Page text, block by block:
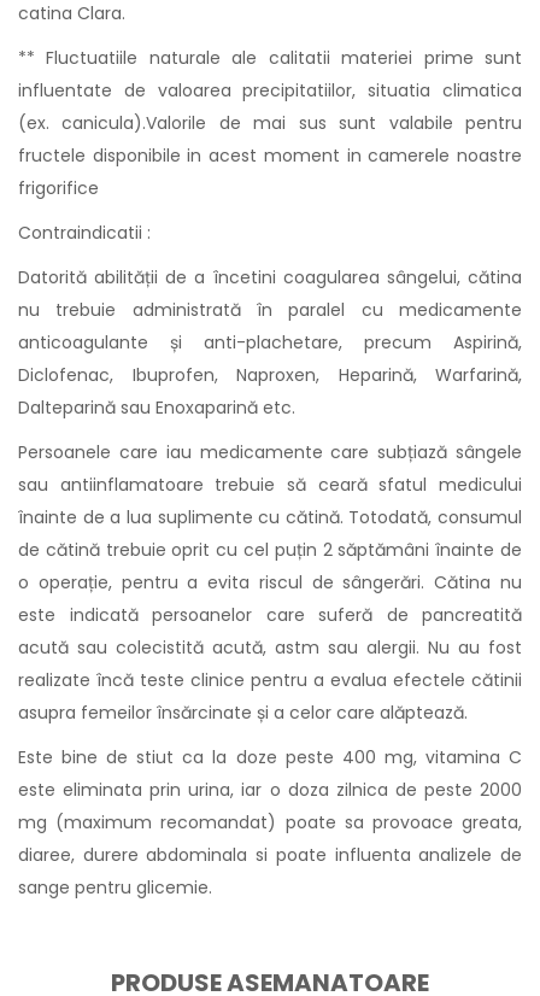
catina Clara.
** Fluctuatiile naturale ale calitatii materiei prime sunt
influentate de valoarea precipitatiilor, situatia climatica
(ex. canicula).Valorile de mai sus sunt valabile pentru
fructele disponibile in acest moment in camerele noastre
frigorifice
Contraindicatii :
Datorită abilității de a încetini coagularea sângelui, cătina
nu trebuie administrată în paralel cu medicamente
anticoagulante și anti-plachetare, precum Aspirină,
Diclofenac, Ibuprofen, Naproxen, Heparină, Warfarină,
Dalteparină sau Enoxaparină etc.
Persoanele care iau medicamente care subțiază sângele
sau antiinflamatoare trebuie să ceară sfatul medicului
înainte de a lua suplimente cu cătină. Totodată, consumul
de cătină trebuie oprit cu cel puțin 2 săptămâni înainte de
o operație, pentru a evita riscul de sângerări. Cătina nu
este indicată persoanelor care suferă de pancreatită
acută sau colecistită acută, astm sau alergii. Nu au fost
realizate încă teste clinice pentru a evalua efectele cătinii
asupra femeilor însărcinate și a celor care alăptează.
Este bine de stiut ca la doze peste 400 mg, vitamina C
este eliminata prin urina, iar o doza zilnica de peste 2000
mg (maximum recomandat) poate sa provoace greata,
diaree, durere abdominala si poate influenta analizele de
sange pentru glicemie.
PRODUSE ASEMANATOARE